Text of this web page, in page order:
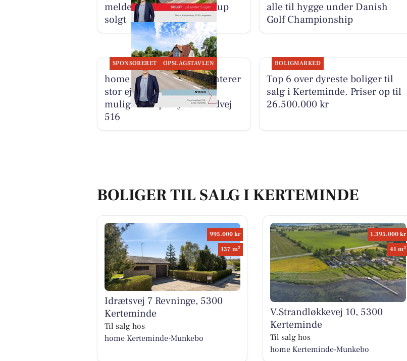
melder Øvej 4 i Kappendrup
solgt
alle til hygge under Danish
Golf Championship
SPONSORERET OPSLAGSTAVLEN
home Kerteminde præsenterer
stor ejendom med mange
muligheder på Fynshovedvej
516
BOLIGMARKED
Top 6 over dyreste boliger til
salg i Kerteminde. Priser op til
26.500.000 kr
BOLIGER TIL SALG I KERTEMINDE
995.000 kr
137 m2
Idrætsvej 7 Revninge, 5300
Kerteminde
Til salg hos
home Kerteminde-Munkebo
1.395.000 kr
41 m2
V.Strandløkkevej 10, 5300
Kerteminde
Til salg hos
home Kerteminde-Munkebo